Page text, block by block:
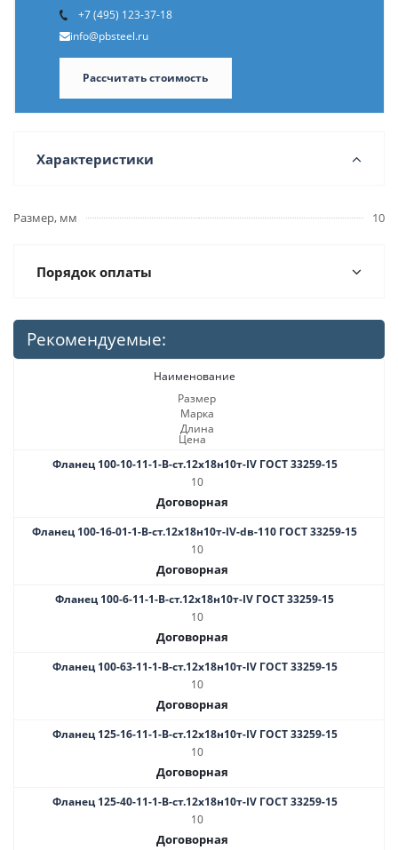
+7 (495) 123-37-18
info@pbsteel.ru
Рассчитать стоимость
Характеристики
Размер, мм 10
Порядок оплаты
Рекомендуемые:
Наименование
Размер
Марка
Длина
Цена
Фланец 100-10-11-1-B-ст.12х18н10т-IV ГОСТ 33259-15
10
Договорная
Фланец 100-16-01-1-B-ст.12х18н10т-IV-dв-110 ГОСТ 33259-15
10
Договорная
Фланец 100-6-11-1-B-ст.12х18н10т-IV ГОСТ 33259-15
10
Договорная
Фланец 100-63-11-1-B-ст.12х18н10т-IV ГОСТ 33259-15
10
Договорная
Фланец 125-16-11-1-B-ст.12х18н10т-IV ГОСТ 33259-15
10
Договорная
Фланец 125-40-11-1-B-ст.12х18н10т-IV ГОСТ 33259-15
10
Договорная